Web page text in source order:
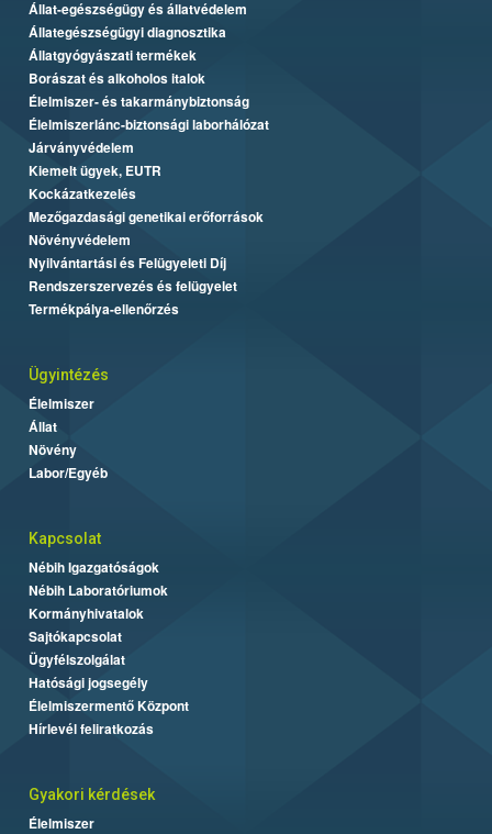
Állat-egészségügy és állatvédelem
Állategészségügyi diagnosztika
Állatgyógyászati termékek
Borászat és alkoholos italok
Élelmiszer- és takarmánybiztonság
Élelmiszerlánc-biztonsági laborhálózat
Járványvédelem
Kiemelt ügyek, EUTR
Kockázatkezelés
Mezőgazdasági genetikai erőforrások
Növényvédelem
Nyilvántartási és Felügyeleti Díj
Rendszerszervezés és felügyelet
Termékpálya-ellenőrzés
Ügyintézés
Élelmiszer
Állat
Növény
Labor/Egyéb
Kapcsolat
Nébih Igazgatóságok
Nébih Laboratóriumok
Kormányhivatalok
Sajtókapcsolat
Ügyfélszolgálat
Hatósági jogsegély
Élelmiszermentő Központ
Hírlevél feliratkozás
Gyakori kérdések
Élelmiszer